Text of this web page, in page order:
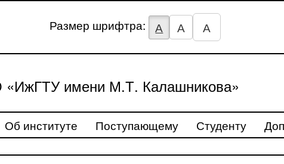
Размер шрифтра: А А А
имени М.Т. Калашникова»
Об институте Поступающему Студенту